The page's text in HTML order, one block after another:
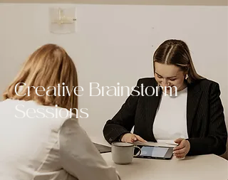
Creative Brainstorm
Sessions